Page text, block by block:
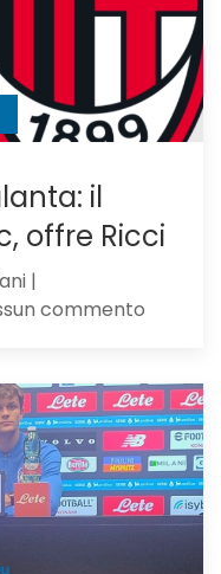
mister
chiama
il
offre Ricci
|
commento
il
Milan,
su
offre
Ricci